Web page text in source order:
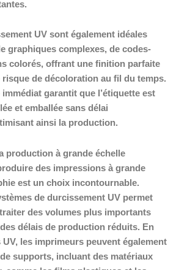
UV sont également idéales
graphiques complexes, de codes-
colorés, offrant une finition parfaite
de décoloration au fil du temps.
immédiat garantit que l’étiquette est
et emballée sans délai
ainsi la production.
production à grande échelle
des impressions à grande
est un choix incontournable.
de durcissement UV permet
des volumes plus importants
délais de production réduits. En
les imprimeurs peuvent également
supports, incluant des matériaux